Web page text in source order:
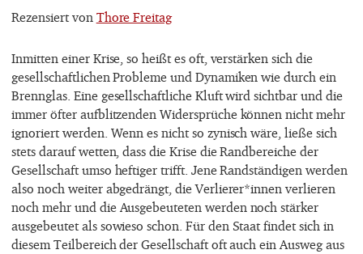
Rezensiert von Thore Freitag
Inmitten einer Krise, so heißt es oft, verstärken sich die
gesellschaftlichen Probleme und Dynamiken wie durch ein
Brennglas. Eine gesellschaftliche Kluft wird sichtbar und die
immer öfter aufblitzenden Widersprüche können nicht mehr
ignoriert werden. Wenn es nicht so zynisch wäre, ließe sich
stets darauf wetten, dass die Krise die Randbereiche der
Gesellschaft umso heftiger trifft. Jene Randständigen werden
also noch weiter abgedrängt, die Verlierer*innen verlieren
noch mehr und die Ausgebeuteten werden noch stärker
ausgebeutet als sowieso schon. Für den Staat findet sich in
diesem Teilbereich der Gesellschaft oft auch ein Ausweg aus